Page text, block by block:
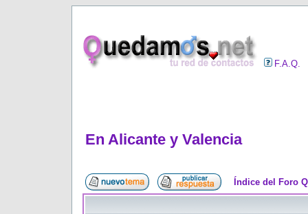
F.A.Q.
En Alicante y Valencia
Índice del Foro